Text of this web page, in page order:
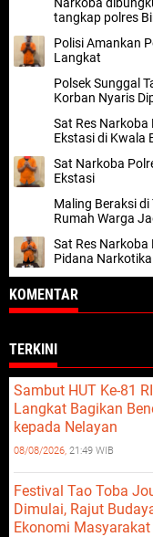
tangkap polres
Polisi Amankan
Langkat
Polsek Sunggal
Korban Nyaris
Sat Res Narkoba
Ekstasi di Kwala
Sat Narkoba
Ekstasi
Maling Beraksi
Rumah Warga
Sat Res
Pidana
KOMENTAR
TERKINI
Sambut HUT Ke-81
Langkat Bagikan
kepada Nelayan
08/08/2026, 21:49 WIB
Festival Tao Toba
Dimulai, Rajut
Ekonomi Masyarakat